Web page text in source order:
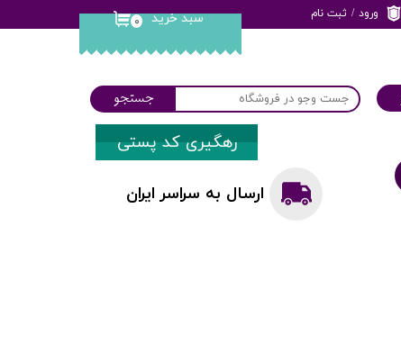
۰ سبد خرید ورود / ثبت نام
سفارشات جستجو
ارسال به سراسر ایران
رهگیری کد پستی